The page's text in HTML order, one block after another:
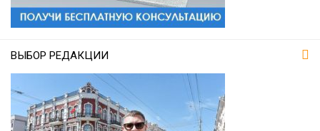
ВЫБОР РЕДАКЦИИ